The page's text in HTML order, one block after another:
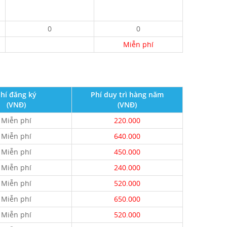
0
0
Miễn phí
đăng ký
(VNĐ)
Phí duy trì hàng năm
(VNĐ)
Miễn phí
220.000
Miễn phí
640.000
Miễn phí
450.000
Miễn phí
240.000
Miễn phí
520.000
Miễn phí
650.000
Miễn phí
520.000